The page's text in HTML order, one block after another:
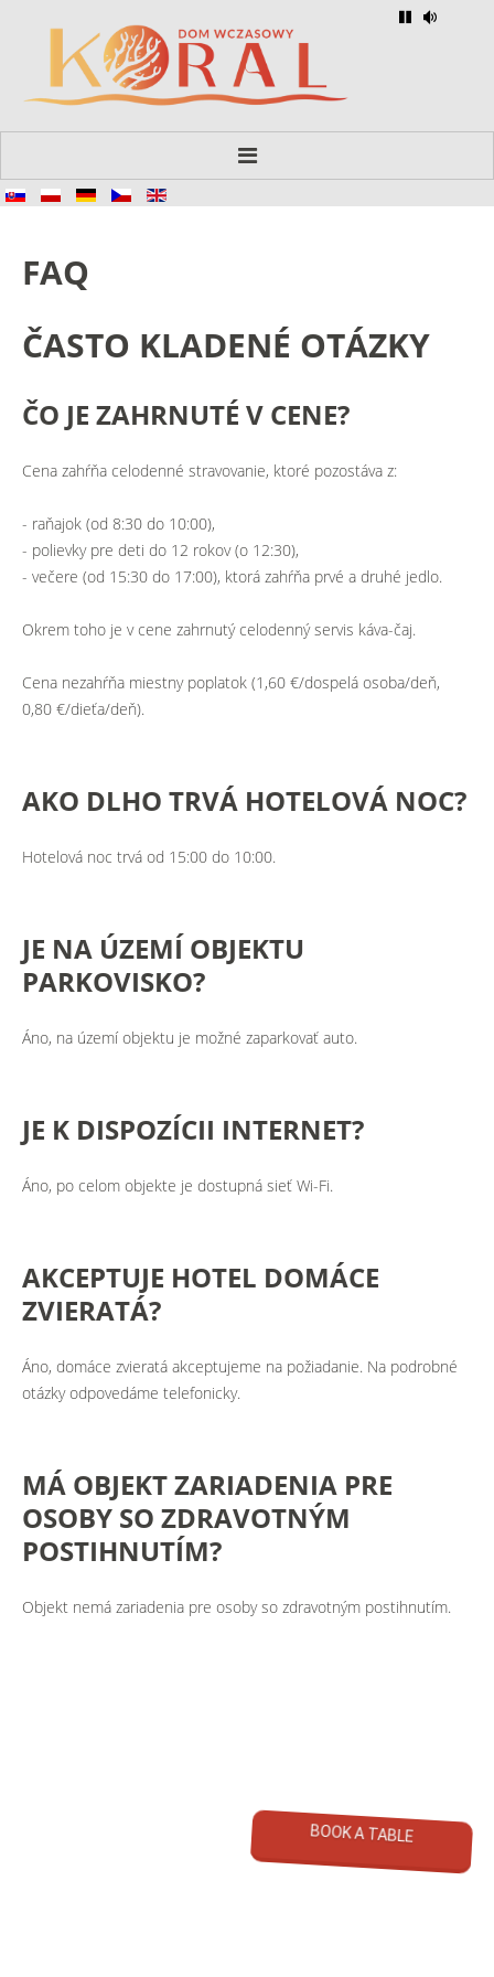
Izby
FAQ
FAQ
ČASTO KLADENÉ OTÁZKY
ČO JE ZAHRNUTÉ V CENE?
Cena zahŕňa celodenné stravovanie, ktoré pozostáva z:
- raňajok (od 8:30 do 10:00),
- polievky pre deti do 12 rokov (o 12:30),
- večere (od 15:30 do 17:00), ktorá zahŕňa prvé a druhé jedlo.
Okrem toho je v cene zahrnutý celodenný servis káva-čaj.
Cena nezahŕňa miestny poplatok (1,60 €/dospelá osoba/deň,
0,80 €/dieťa/deň).
AKO DLHO TRVÁ HOTELOVÁ NOC?
Hotelová noc trvá od 15:00 do 10:00.
JE NA ÚZEMÍ OBJEKTU
PARKOVISKO?
Áno, na území objektu je možné zaparkovať auto.
JE K DISPOZÍCII INTERNET?
Áno, po celom objekte je dostupná sieť Wi-Fi.
AKCEPTUJE HOTEL DOMÁCE
ZVIERATÁ?
Áno, domáce zvieratá akceptujeme na požiadanie. Na podrobné
otázky odpovedáme telefonicky.
MÁ OBJEKTZARIADENIA PRE
OSOBY SO ZDRAVOTNÝM
POSTIHNUTÍM?
Objekt nemá zariadenia pre osoby so zdravotným postihnutím.
BOOK A TABLE